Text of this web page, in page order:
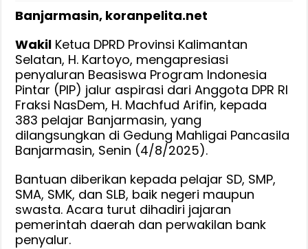
Kalsel
Penyaluran
Beasiswa
PIP
untuk
383
Pelajar
Melalui
aspirasi
dari
Anggota
DPR
Banjarmasin, koranpelita.net
Wakil Ketua DPRD Provinsi Kalimantan
Selatan, H. Kartoyo, mengapresiasi
penyaluran Beasiswa Program Indonesia
Pintar (PIP) jalur aspirasi dari Anggota DPR RI
Fraksi NasDem, H. Machfud Arifin, kepada
383 pelajar Banjarmasin, yang
dilangsungkan di Gedung Mahligai Pancasila
Banjarmasin, Senin (4/8/2025).
Bantuan diberikan kepada pelajar SD, SMP,
SMA, SMK, dan SLB, baik negeri maupun
swasta. Acara turut dihadiri jajaran
pemerintah daerah dan perwakilan bank
penyalur.